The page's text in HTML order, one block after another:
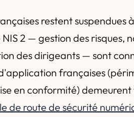
restent suspendues
2 — gestion des risques,
des dirigeants — sont
françaises
en conformité)
de route de sécurité